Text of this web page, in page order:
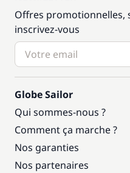
Offres promotionnelles,
inscrivez-vous
Globe Sailor
Qui sommes-nous ?
Comment ça marche ?
Nos garanties
Nos partenaires